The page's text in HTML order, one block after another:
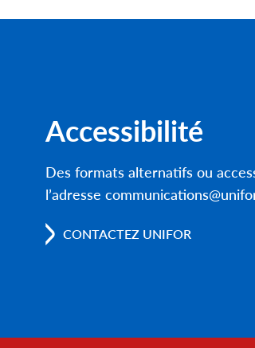
Accessibilité
Des formats alternatifs ou
l’adresse
CONTACTEZ UNIFOR